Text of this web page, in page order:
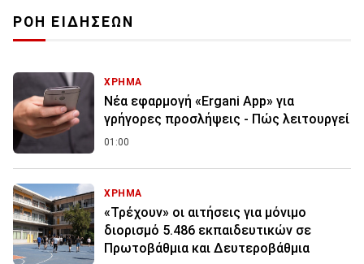
ΡΟΗ ΕΙΔΗΣΕΩΝ
ΧΡΗΜΑ
Νέα εφαρμογή «Ergani App» για
γρήγορες προσλήψεις - Πώς λειτουργεί
01:00
ΧΡΗΜΑ
«Τρέχουν» οι αιτήσεις για μόνιμο
διορισμό 5.486 εκπαιδευτικών σε
Πρωτοβάθμια και Δευτεροβάθμια